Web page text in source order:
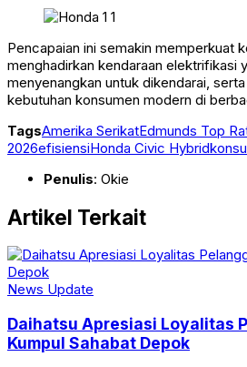
Pencapaian ini semakin memperkuat
menghadirkan kendaraan elektrifikasi
menyenangkan untuk dikendarai,
kebutuhan konsumen modern di
TagsAmerika SerikatEdmunds Top
2026efisiensiHonda Civic Hybrid
Penulis: Okie
Artikel Terkait
News Update
Daihatsu Apresiasi Loyalitas
Kumpul Sahabat Depok